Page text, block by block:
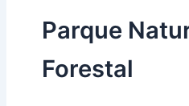
Parque
Forestal